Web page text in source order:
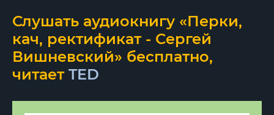
Слушать аудиокнигу «Перки,
кач, ректификат - Сергей
Вишневский» бесплатно,
читает TED